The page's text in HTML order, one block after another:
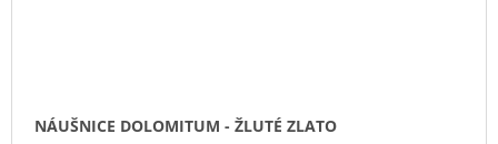
NÁUŠNICE DOLOMITUM - ŽLUTÉ ZLATO